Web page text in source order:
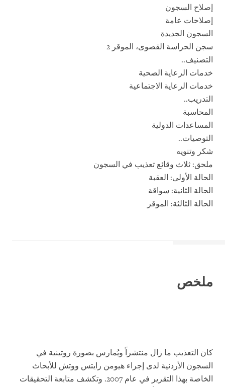
إصلاح السجون
إصلاحات عامة
السجون الجديدة
سجن الحراسة القصوى، الموقر 2
التصنيف..
خدمات الرعاية الصحية
خدمات الرعاية الاجتماعية
التدريب..
المحاسبة
المساعدات الدولية
التوصيات..
شكر وتنويه
ملحق: ثلاث وقائع تعذيب في السجون
الحالة الأولى: العقبة
الحالة الثانية: سواقة
الحالة الثالثة: الموقر
ملخص
كان التعذيب ما زال منتشراً ويُمارس بصورة روتينية في
السجون الأردنية لدى إجراء هيومن رايتس ووتش للأبحاث
الخاصة بهذا التقرير في عام 2007. وتكشف متابعة التحقيقات